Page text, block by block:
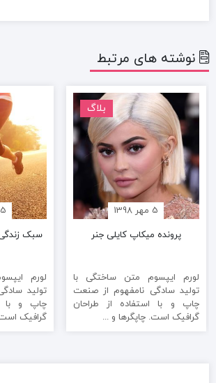
نوشته های مرتبط
بلاگ
5 مهر 1398
پرونده‌ میکاپ کایلی جنر
لورم ایپسوم متن ساختگی با
تولید سادگی نامفهوم از صنعت
چاپ و با استفاده از طراحان
گرافیک است. چاپگرها و ...
5 مهر 1398
سبک
لورم
تولید
چاپ و با
گرافیک